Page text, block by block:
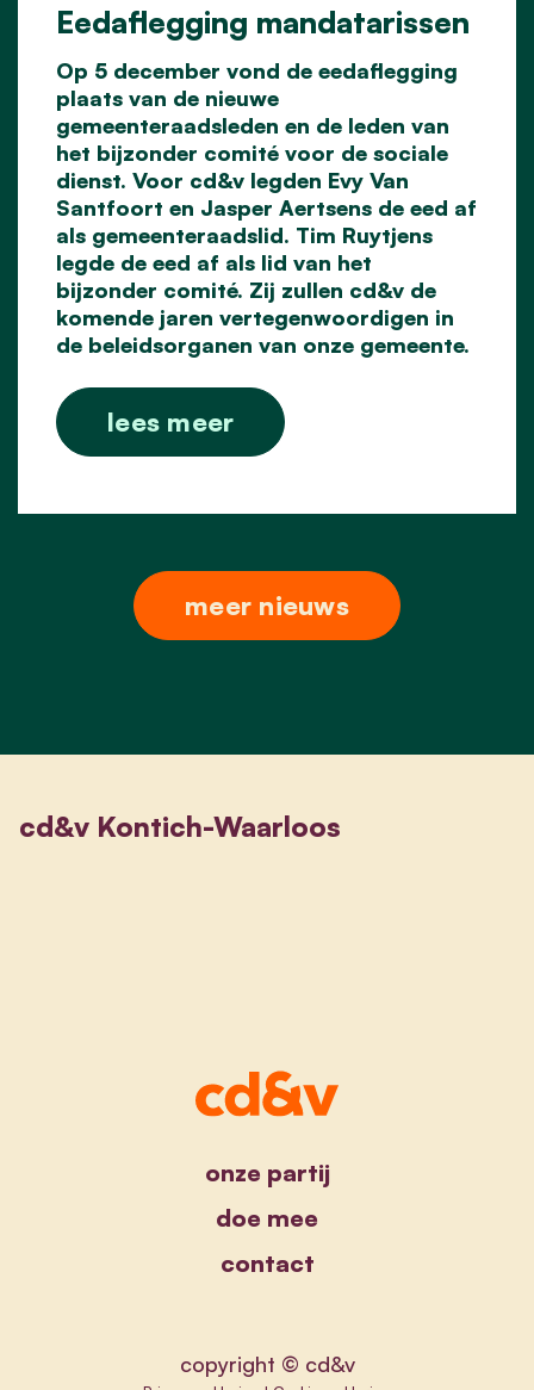
Eedaflegging mandatarissen
Op 5 december vond de eedaflegging
plaats van de nieuwe
gemeenteraadsleden en de leden van
het bijzonder comité voor de sociale
dienst. Voor cd&v legden Evy Van
Santfoort en Jasper Aertsens de eed af
als gemeenteraadslid. Tim Ruytjens
legde de eed af als lid van het
bijzonder comité. Zij zullen cd&v de
komende jaren vertegenwoordigen in
de beleidsorganen van onze gemeente.
lees meer
meer nieuws
cd&v Kontich-Waarloos
onze partij
doe mee
contact
copyright © cd&v